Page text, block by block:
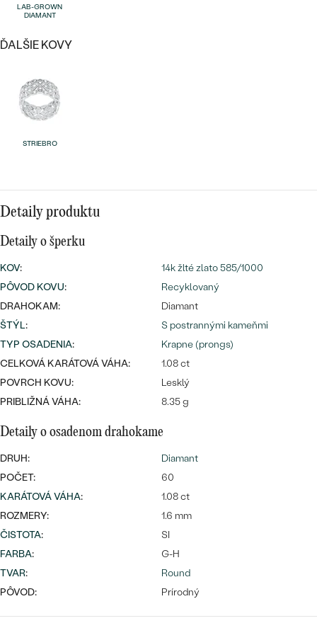
Wave kolekcia
OBJAVIŤ
DIAMANTY
Bestsellery
náušnice
Personalizované
prívesky
Najpredávanejšie
LAB-GROWN
DIAMANT
ĎALŠIE KOVY
STRIEBRO
Detaily produktu
Detaily o šperku
KOV:
14k žlté zlato 585/1000
PÔVOD KOVU:
Recyklovaný
DRAHOKAM:
Diamant
ŠTÝL:
S postrannými kameňmi
TYP OSADENIA:
Krapne (prongs)
CELKOVÁ KARÁTOVÁ VÁHA:
1.08 ct
POVRCH KOVU:
Lesklý
PRIBLIŽNÁ VÁHA:
8.35 g
Detaily o osadenom drahokame
DRUH:
Diamant
POČET:
60
KARÁTOVÁ VÁHA:
1.08 ct
ROZMERY:
1.6 mm
ČISTOTA:
SI
FARBA:
G-H
TVAR:
Round
PÔVOD:
Prírodný